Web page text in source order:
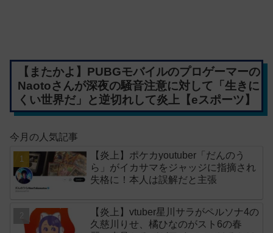
【またかよ】PUBGモバイルのプロゲーマーの
Naotoさんが深夜の騒音注意に対して「生きに
くい世界だ」と逆切れして炎上【eスポーツ】
今月の人気記事
【炎上】ポケカyoutuber「だんのう
ら」がイカサマをジャッジに指摘され
失格に！本人は誤解だと主張
【炎上】vtuber星川サラがペルソナ4の
久慈川りせ、橘ひなのがスト6の春